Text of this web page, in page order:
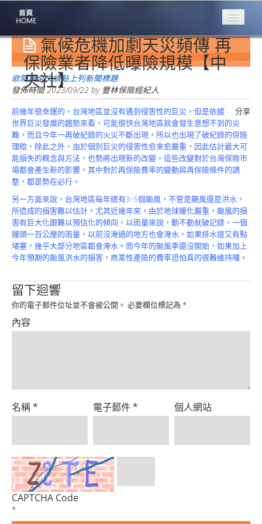
專業豐林
Professional
保險大家談
1386集
台灣商業保險
第一品牌
關於豐林
About
服務項目
Service
火災保額
估算系統
商品簡介
Product
氣候危機加劇天災頻傳 再
保險業者降低曝險規模【中
央社】
欲閱讀全文請點上列新聞標題
發佈時間2023/09/22 by 豐林保險經紀人
分享
前幾年很幸運的，台灣地區並沒有遇到侵害性的巨災，但是依據
世界巨災發展的趨勢來看，可能很快台灣地區就會發生意想不到的災
難，而且今年一再破紀錄的火災不斷出現，所以也出現了破紀錄的保險
理賠，除此之外，由於個別巨災的侵害性愈來愈嚴重，因此估計最大可
能損失的概念與方法，也勢將出現新的改變，這些改變對於台灣保險市
場都會產生新的影響，其中對於再保險費率的變動與再保險條件的調
整，都是勢在必行。
另一方面來說，台灣地區每年總有3~5個颱風，不管是颶風還是洪水，
所造成的損害難以估計，尤其近幾年來，由於地球暖化嚴重，颱風的損
害有巨大化跟難以預估化的傾向，以雨量來說，動不動就破記錄，一個
鐘頭一百公厘的雨量，以前沒淹過的地方也會淹水，如果排水道又有點
堵塞，幾乎大部分地區都會淹水。而今年的颱風季還沒開始，如果加上
今年預期的颱風洪水的損害，商業性產險的費率恐怕真的很難維持囉。
留下迴響
你的電子郵件位址並不會被公開。 必要欄位標記為 *
內容
名稱* 電子郵件* 個人網站
CAPTCHA Code
*